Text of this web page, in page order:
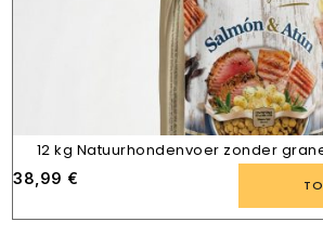
12 kg Natuurhondenvoer zonder
38,99 €